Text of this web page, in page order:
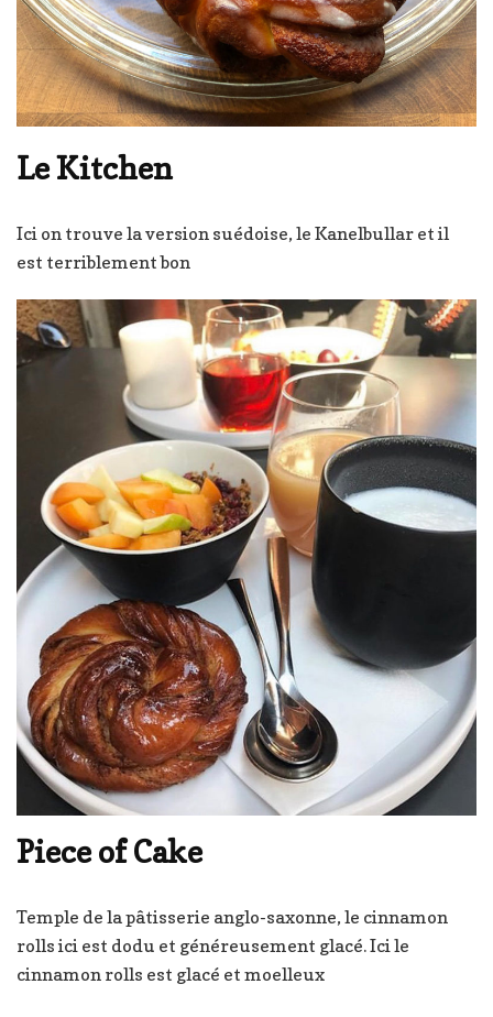
Le Kitchen
Ici on trouve la version suédoise, le Kanelbullar et il
est terriblement bon
Piece of Cake
Temple de la pâtisserie anglo-saxonne, le cinnamon
rolls ici est dodu et généreusement glacé. Ici le
cinnamon rolls est glacé et moelleux